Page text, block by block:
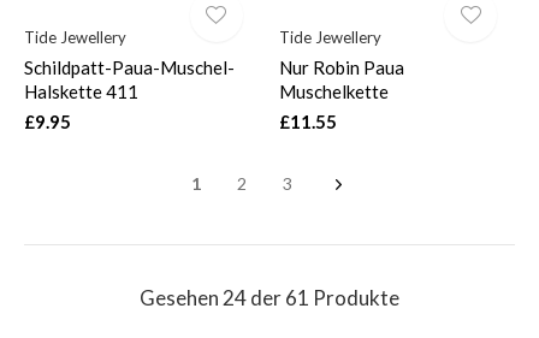
Tide Jewellery
Schildpatt-Paua-Muschel-
Halskette 411
£9.95
Tide Jewellery
Nur Robin Paua
Muschelkette
£11.55
1 2 3
Gesehen 24 der 61 Produkte